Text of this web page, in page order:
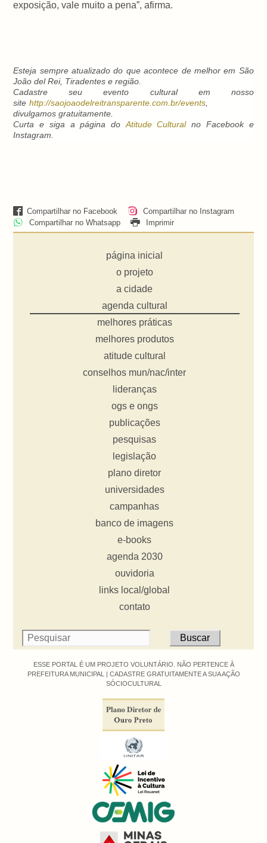
exposição, vale muito a pena”, afirma.
Esteja sempre atualizado do que acontece de melhor em São
João del Rei, Tiradentes e região.
Cadastre seu evento cultural em nosso
sitehttp://saojoaodelreitransparente.com.br/events
divulgamos gratuitamente.
Curta e siga a página do Atitude Cultural no Facebook e
Instagram.
Compartilhar no Facebook
Compartilhar no Instagram
Compartilhar no Whatsapp
Imprimir
página inicial
o projeto
a cidade
agenda cultural
melhores práticas
melhores produtos
atitude cultural
conselhos mun/nac/inter
lideranças
ogs e ongs
publicações
pesquisas
legislação
plano diretor
universidades
campanhas
banco de imagens
e-books
agenda 2030
ouvidoria
links local/global
contato
ESSE PORTAL É UM PROJETO VOLUNTÁRIO. NÃO PERTENCE À
PREFEITURA MUNICIPAL | CADASTRE GRATUITAMENTE A SUA AÇÃO
SÓCIOCULTURAL